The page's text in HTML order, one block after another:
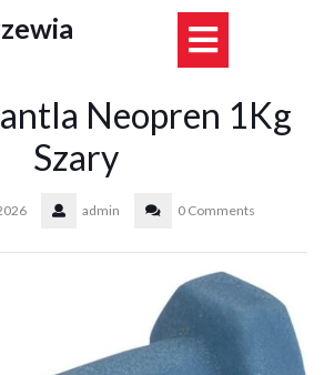
Neopren 1Kg
Szary
admin 0 Comments